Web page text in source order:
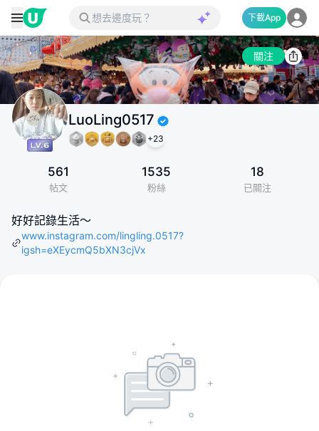
下載App
關注
LuoLing0517
+23
561
帖文
1535
粉絲
18
已關注
好好記錄生活～
www.instagram.com/lingling.0517?
igsh=eXEycmQ5bXN3cjVx